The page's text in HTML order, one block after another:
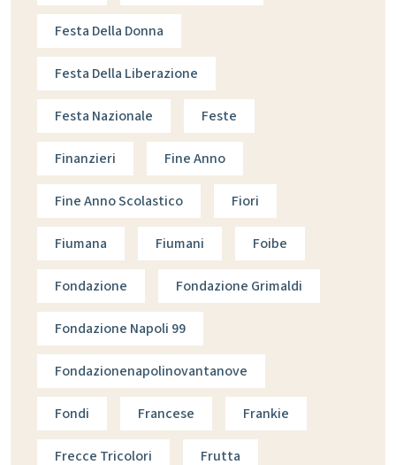
Festa Della Donna
Festa Della Liberazione
Festa Nazionale Feste
Finanzieri Fine Anno
Fine Anno Scolastico Fiori
Fiumana Fiumani Foibe
Fondazione Fondazione Grimaldi
Fondazione Napoli 99
Fondazionenapolinovantanove
Fondi Francese Frankie
Frecce Tricolori Frutta